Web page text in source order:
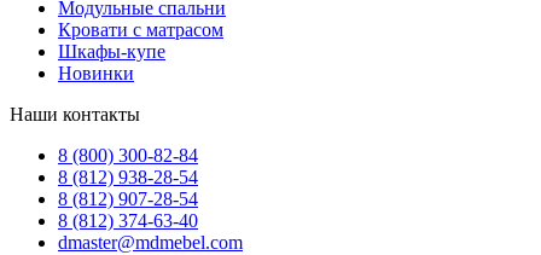
Модульные спальни
Кровати с матрасом
Шкафы-купе
Новинки
Наши контакты
8 (800) 300-82-84
8 (812) 938-28-54
8 (812) 907-28-54
8 (812) 374-63-40
dmaster@mdmebel.com